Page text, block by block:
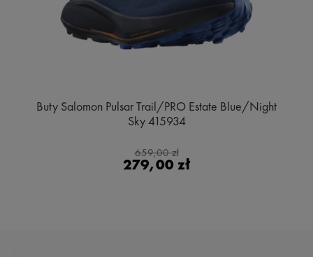
Buty Salomon Pulsar Trail/PRO Estate Blue/Night
Sky 415934
659,00 zł
279,00 zł